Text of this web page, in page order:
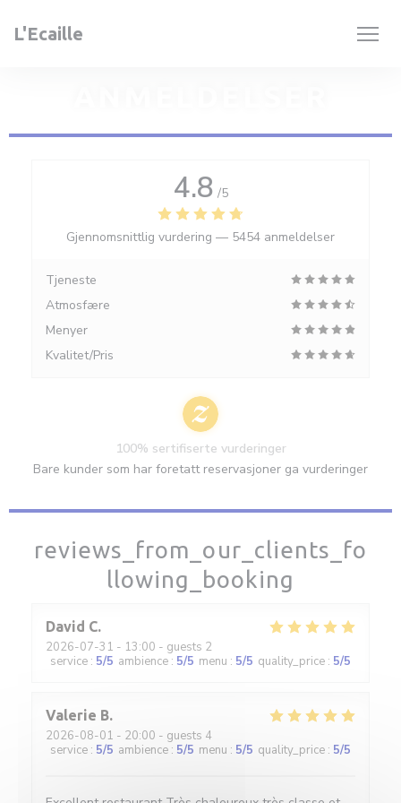
L'Ecaille
reviews_from_our_clients_fo
llowing_booking
David C
2026-07-31 - 13:00 - guests 2
service : 5/5 ambience : 5/5 menu : 5/5 quality_price : 5/5
Valerie B
2026-08-01 - 20:00 - guests 4
service : 5/5 ambience : 5/5 menu : 5/5 quality_price : 5/5
4.8 /5
Gjennomsnittlig vurdering — 5454 anmeldelser
Tjeneste
Atmosfære
Menyer
Kvalitet/Pris
100% sertifiserte vurderinger
Bare kunder som har foretatt reservasjoner ga vurderinger